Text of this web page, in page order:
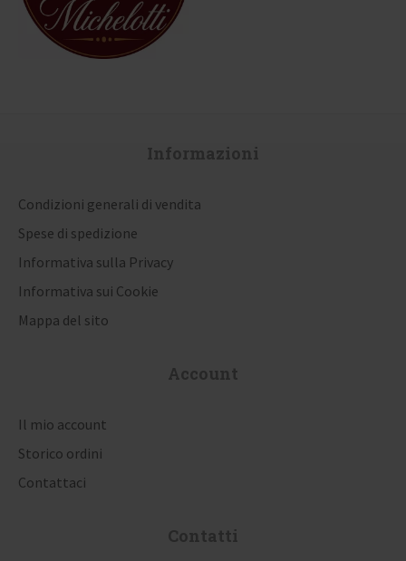
Informazioni
Condizioni generali di vendita
Spese di spedizione
Informativa sulla Privacy
Informativa sui Cookie
Mappa del sito
Account
Il mio account
Storico ordini
Contattaci
Contatti